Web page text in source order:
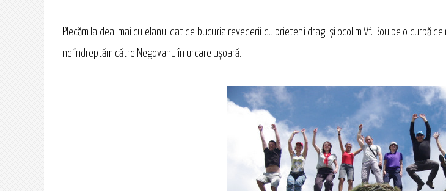
Plecăm la deal mai cu elanul dat de bucuria revederii cu prieteni dragi şi ocolim Vf. Bou pe o curbă
ne îndreptăm către Negovanu în urcare uşoară.